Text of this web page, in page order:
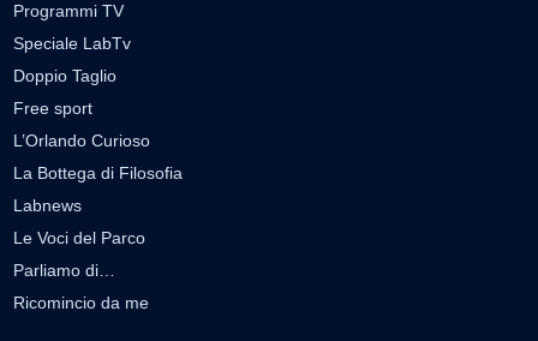
Programmi TV
Speciale LabTv
Doppio Taglio
Free sport
L’Orlando Curioso
La Bottega di Filosofia
Labnews
Le Voci del Parco
Parliamo di…
Ricomincio da me